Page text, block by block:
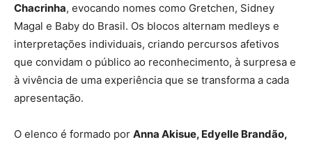
Chacrinha, evocando nomes como Gretchen, Sidney
Magal e Baby do Brasil. Os blocos alternam medleys e
interpretações individuais, criando percursos afetivos
que convidam o público ao reconhecimento, à surpresa e
à vivência de uma experiência que se transforma a cada
apresentação.
O elenco é formado por Anna Akisue, Edyelle Brandão,